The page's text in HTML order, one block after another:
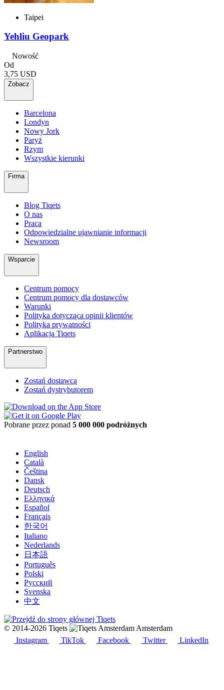
Taipei
Yehliu Geopark
Nowość
Od
3,75 USD
Zobacz
Barcelona
Londyn
Nowy Jork
Paryż
Rzym
Wszystkie kierunki
Firma
Blog Tiqets
O nas
Praca
Odpowiedzialne ujawnianie informacji
Newsroom
Wsparcie
Centrum pomocy
Centrum pomocy dla dostawców
Warunki
Polityka dotycząca opinii klientów
Polityka prywatności
Aplikacja Tiqets
Partnerstwo
Zostań dostawcą
Zostań dystrybutorem
Pobrane przez ponad 5 000 000 podróżnych
English
Català
Čeština
Dansk
Deutsch
Ελληνικά
Español
Français
한국어
Italiano
Nederlands
日本語
Português
Polski
Русский
Svenska
中文
© 2014-2026 Tiqets
Amsterdam
Instagram
TikTok Facebook Twitter LinkedIn